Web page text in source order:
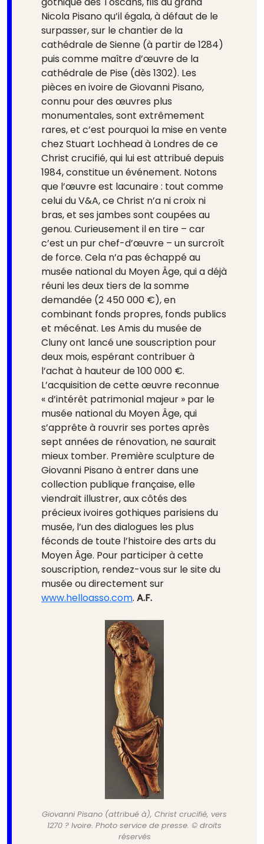
Nicola Pisano qu’il égala, à défaut de le
surpasser, sur le chantier de la
cathédrale de Sienne (à partir de 1284)
puis comme maître d’œuvre de la
cathédrale de Pise (dès 1302). Les
pièces en ivoire de Giovanni Pisano,
connu pour des œuvres plus
monumentales, sont extrêmement
rares, et c’est pourquoi la mise en vente
chez Stuart Lochhead à Londres de ce
Christ crucifié, qui lui est attribué depuis
1984, constitue un événement. Notons
que l’œuvre est lacunaire : tout comme
celui du V&A, ce Christ n’a ni croix ni
bras, et ses jambes sont coupées au
genou. Curieusement il en tire – car
c’est un pur chef-d’œuvre – un surcroît
de force. Cela n’a pas échappé au
musée national du Moyen Âge, qui a déjà
réuni les deux tiers de la somme
demandée (2 450 000 €), en
combinant fonds propres, fonds publics
et mécénat. Les Amis du musée de
Cluny ont lancé une souscription pour
deux mois, espérant contribuer à
l’achat à hauteur de 100 000 €.
L’acquisition de cette œuvre reconnue
« d’intérêt patrimonial majeur » par le
musée national du Moyen Âge, qui
s’apprête à rouvrir ses portes après
sept années de rénovation, ne saurait
mieux tomber. Première sculpture de
Giovanni Pisano à entrer dans une
collection publique française, elle
viendrait illustrer, aux côtés des
précieux ivoires gothiques parisiens du
musée, l’un des dialogues les plus
féconds de toute l’histoire des arts du
Moyen Âge. Pour participer à cette
souscription, rendez-vous sur le site du
musée ou directement sur
www.helloasso.com. A.F.
Giovanni Pisano (attribué à), Christ crucifié, vers
1270 ? Ivoire. Photo service de presse. © droits
réservés